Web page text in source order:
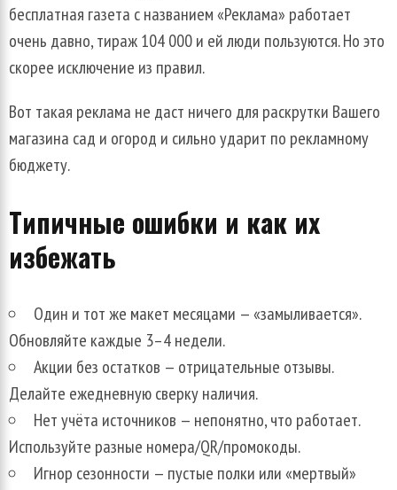
бесплатная газета с названием «Реклама» работает
очень давно, тираж 104 000 и ей люди пользуются. Но это
скорее исключение из правил.
Вот такая реклама не даст ничего для раскрутки Вашего
магазина сад и огород и сильно ударит по рекламному
бюджету.
Типичные ошибки и как их
избежать
Один и тот же макет месяцами — «замыливается».
Обновляйте каждые 3–4 недели.
Акции без остатков — отрицательные отзывы.
Делайте ежедневную сверку наличия.
Нет учёта источников — непонятно, что работает.
Используйте разные номера/QR/промокоды.
Игнор сезонности — пустые полки или «мертвый»